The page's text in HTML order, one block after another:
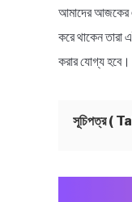
in
Bengali
Status
আমাদের আজকের
করে থাকেন তারা
করার যোগ্য হবে।
সূচিপত্র (